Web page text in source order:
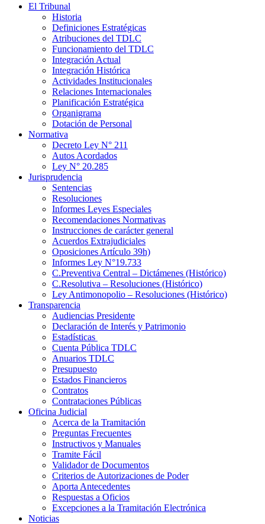
El Tribunal
Historia
Definiciones Estratégicas
Atribuciones del TDLC
Funcionamiento del TDLC
Integración Actual
Integración Histórica
Actividades Institucionales
Relaciones Internacionales
Planificación Estratégica
Organigrama
Dotación de Personal
Normativa
Decreto Ley N° 211
Autos Acordados
Ley N° 20.285
Jurisprudencia
Sentencias
Resoluciones
Informes Leyes Especiales
Recomendaciones Normativas
Instrucciones de carácter general
Acuerdos Extrajudiciales
Oposiciones Artículo 39h)
Informes Ley N°19.733
C.Preventiva Central – Dictámenes (Histórico)
C.Resolutiva – Resoluciones (Histórico)
Ley Antimonopolio – Resoluciones (Histórico)
Transparencia
Audiencias Presidente
Declaración de Interés y Patrimonio
Estadísticas
Cuenta Pública TDLC
Anuarios TDLC
Presupuesto
Estados Financieros
Contratos
Contrataciones Públicas
Oficina Judicial
Acerca de la Tramitación
Preguntas Frecuentes
Instructivos y Manuales
Tramite Fácil
Validador de Documentos
Criterios de Autorizaciones de Poder
Aporta Antecedentes
Respuestas a Oficios
Excepciones a la Tramitación Electrónica
Noticias